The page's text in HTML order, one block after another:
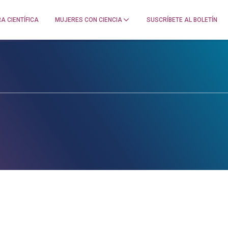
CIENTÍFICA MUJERES CON CIENCIA SUSCRÍBETE AL BOLETÍN